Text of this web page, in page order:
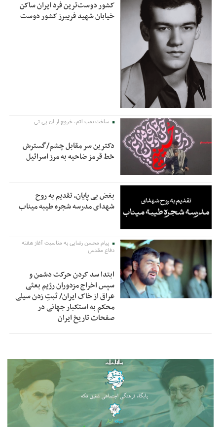
کشور دوست‌ترین فرد ایران ساکن
خیابان شهید فریبرز کشور دوست
ساخت بمب اتم، خروج از ان پی تی
دکترین سر مقابل چشم/گسترش
خط قرمز ضاحیه به مرز اسرائیل
بغض بی پایان، تقدیم به روح
شهدای مدرسه شجره طیبه میناب
پیام محسن رضایی به مناسبت آغاز هفته
دفاع مقدس
ابتدا سد کردن حرکت دشمن و
سپس اخراج مزدوران رژیم بعثی
عراق از خاک ایران/ ثبتِ زدن سیلی
محکم به استکبار جهانی در
صفحات تاریخ ایران